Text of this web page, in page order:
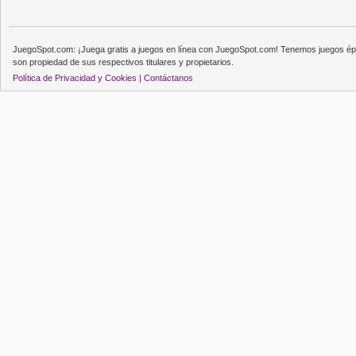
JuegoSpot.com: ¡Juega gratis a juegos en línea con JuegoSpot.com! Tenemos juegos
son propiedad de sus respectivos titulares y propietarios.
Política de Privacidad y Cookies | Contáctanos